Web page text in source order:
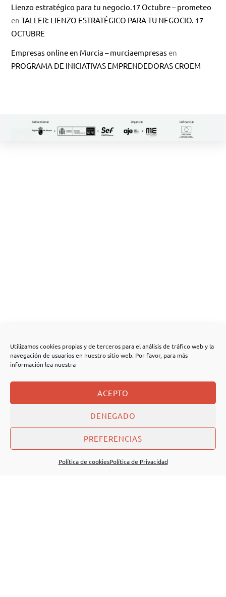
Utilizamos cookies propias y de terceros para el análisis de tráfico web y la
navegación de usuarios en nuestro sitio web. Por favor, para más
información lea nuestra
ACEPTO
DENEGADO
PREFERENCIAS
Política de cookiesPolítica de Privacidad
Lienzo estratégico para tu negocio.17 Octubre – prometeo
enTALLER: LIENZO ESTRATÉGICO PARA TU NEGOCIO. 17
OCTUBRE
Empresas online en Murcia – murciaempresas en
PROGRAMA DE INICIATIVAS EMPRENDEDORAS CROEM